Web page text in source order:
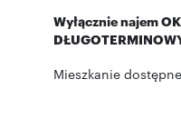
Wyłącznie najem
Mieszkanie